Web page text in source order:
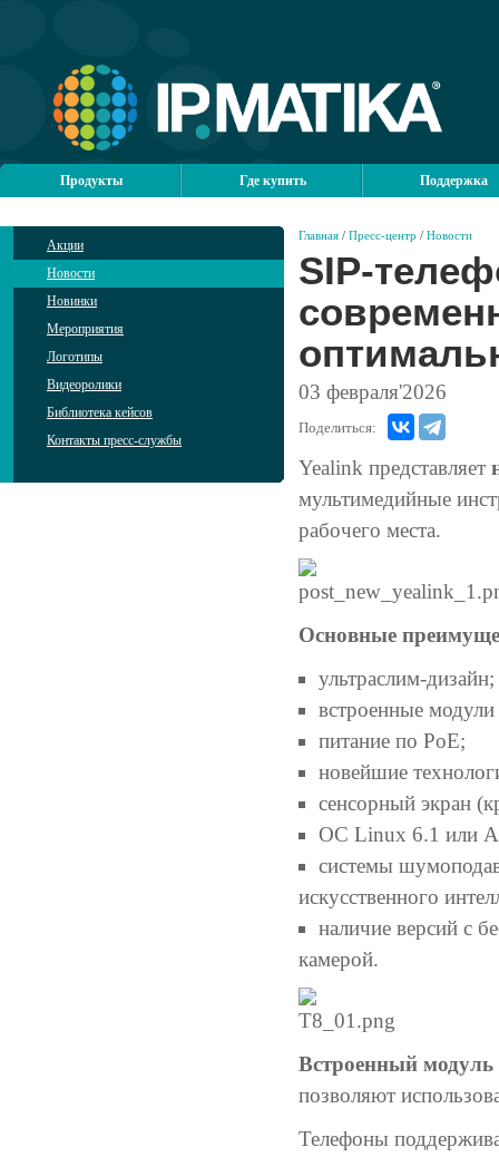
Продукты Где купить Поддержка
Акции
Новости
Новинки
Мероприятия
Логотипы
Видеоролики
Библиотека кейсов
Контакты пресс-службы
Главная / Пресс-центр / Новости
SIP-
03 февраля'2026
Поделиться:
Yealink представляет
мультимедийные
рабочего места.
Основные
ультраслим-дизайн;
встроенные
питание по PoE;
новейшие
сенсорный экран
ОС Linux 6.1 или
системы
искусственного
наличие версий с
камерой.
Встроенный
позволяют
Телефоны